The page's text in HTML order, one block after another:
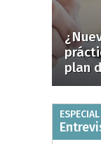
plan
ESPECIAL